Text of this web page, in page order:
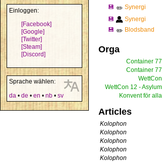
Einloggen:
[Facebook]
[Google]
[Twitter]
[Steam]
[Discord]
Sprache wählen:
da • de • en • nb • sv
💾 ✏️ Synergi
💾
Synergi
💾 ✏️ Blodsband
Orga
Container 77
Container 77
WettCon
WettCon 12 - Asylum
Konvent för alla
Articles
Kolophon
Kolophon
Kolophon
Kolophon
Kolophon